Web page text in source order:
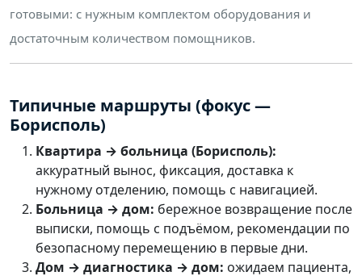
готовыми: с нужным комплектом оборудования и
достаточным количеством помощников.
Типичные маршруты (фокус —
Борисполь)
Квартира → больница (Борисполь):
аккуратный вынос, фиксация, доставка к
нужному отделению, помощь с навигацией.
Больница → дом: бережное возвращение после
выписки, помощь с подъёмом, рекомендации по
безопасному перемещению в первые дни.
Дом → диагностика → дом: ожидаем пациента,